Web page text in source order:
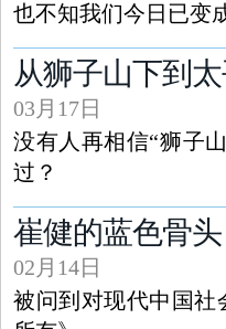
也不知我们今日已变
从狮子山下到
03月17日
没有人再相信“狮子
过？
崔健的蓝色骨头
02月14日
被问到对现代中国社